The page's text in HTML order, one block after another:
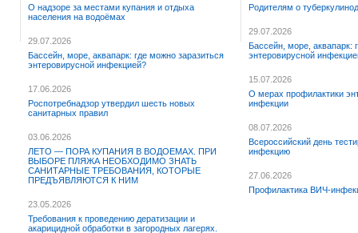
О надзоре за местами купания и отдыха
населения на водоёмах
29.07.2026
Бассейн, море, аквапарк: где можно заразиться
энтеровирусной инфекцией?
17.06.2026
Роспотребнадзор утвердил шесть новых
санитарных правил
03.06.2026
ЛЕТО — ПОРА КУПАНИЯ В ВОДОЕМАХ. ПРИ
ВЫБОРЕ ПЛЯЖА НЕОБХОДИМО ЗНАТЬ
САНИТАРНЫЕ ТРЕБОВАНИЯ, КОТОРЫЕ
ПРЕДЪЯВЛЯЮТСЯ К НИМ
23.05.2026
Требования к проведению дератизации и
акарицидной обработки в загородных лагерях.
Родителям о
29.07.2026
Бассейн, море, аквапарк:
энтеровирусной
15.07.2026
О мерах профилактики
инфекции
08.07.2026
Всероссийский день
инфекцию
27.06.2026
Профилактика ВИЧ-